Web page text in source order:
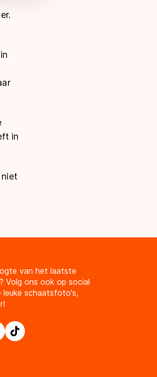
in
van het laatste
Volg ons ook op social
leuke schaatsfoto's,